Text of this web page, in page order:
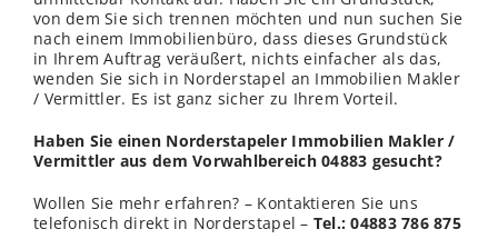
von dem Sie sich trennen möchten und nun suchen Sie
nach einem Immobilienbüro, dass dieses Grundstück
in Ihrem Auftrag veräußert, nichts einfacher als das,
wenden Sie sich in Norderstapel an Immobilien Makler
/ Vermittler. Es ist ganz sicher zu Ihrem Vorteil.
Haben Sie einen Norderstapeler Immobilien Makler /
Vermittler aus dem Vorwahlbereich 04883 gesucht?
Wollen Sie mehr erfahren? – Kontaktieren Sie uns
telefonisch direkt in Norderstapel – Tel.: 04883 786 875